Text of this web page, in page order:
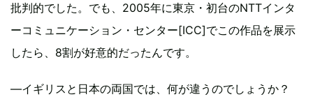
批判的でした。でも、2005年に東京・初台のNTTインタ
ーコミュニケーション・センター[ICC]でこの作品を展示
したら、8割が好意的だったんです。
―イギリスと日本の両国では、何が違うのでしょうか？